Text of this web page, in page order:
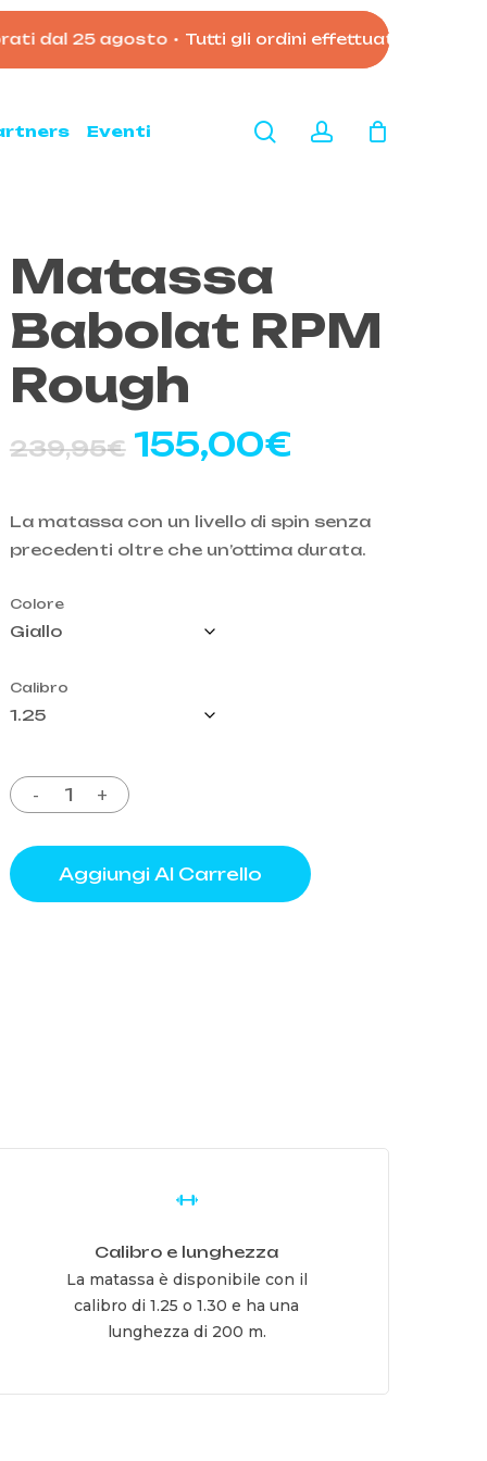
25 agosto • Tutti gli ordini effettuati dopo le 11:00
Eventi searchaccount
Matassa
Babolat RPM
Rough
239,95€ Il
originale
era:
155,00€
attuale
è:
La matassa con un livello di spin senza
precedenti oltre che un’ottima durata.
Colore
Calibro
Aggiungi Al Carrello
Calibro e lunghezza
La matassa è disponibile con il
calibro di 1.25 o 1.30 e ha una
lunghezza di 200 m.